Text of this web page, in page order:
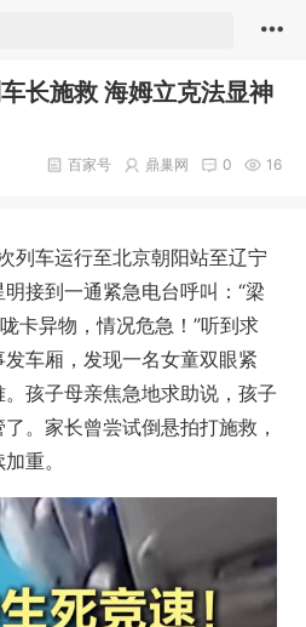
长施救 海姆立克法显神
16
0
鼎巢网
百家号
列车运行至北京朝阳站至辽宁
接到一通紧急电台呼叫：“梁
卡异物，情况危急！”听到求
车厢，发现一名女童双眼紧
孩子母亲焦急地求助说，孩子
。家长曾尝试倒悬拍打施救，
重。